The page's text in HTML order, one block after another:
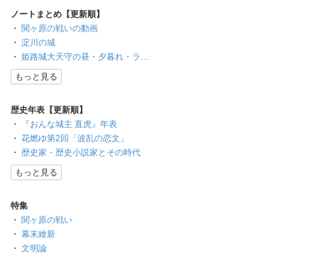
ノートまとめ【更新順】
・ 関ヶ原の戦いの動画
・ 淀川の城
・ 姫路城大天守の昼・夕暮れ・ラ…
もっと見る
歴史年表【更新順】
・
『おんな城主 直虎』年表
・ 花燃ゆ第2回「波乱の恋文」
・ 歴史家・歴史小説家とその時代
もっと見る
特集
・ 関ヶ原の戦い
・ 幕末維新
・ 文明論